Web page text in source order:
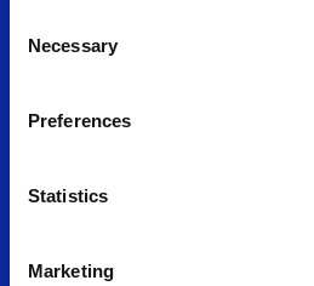
Selection
Necessary
Preferences
Statistics
Marketing
més ràpides, la capital
per a una edició que aspira a
obre avui…